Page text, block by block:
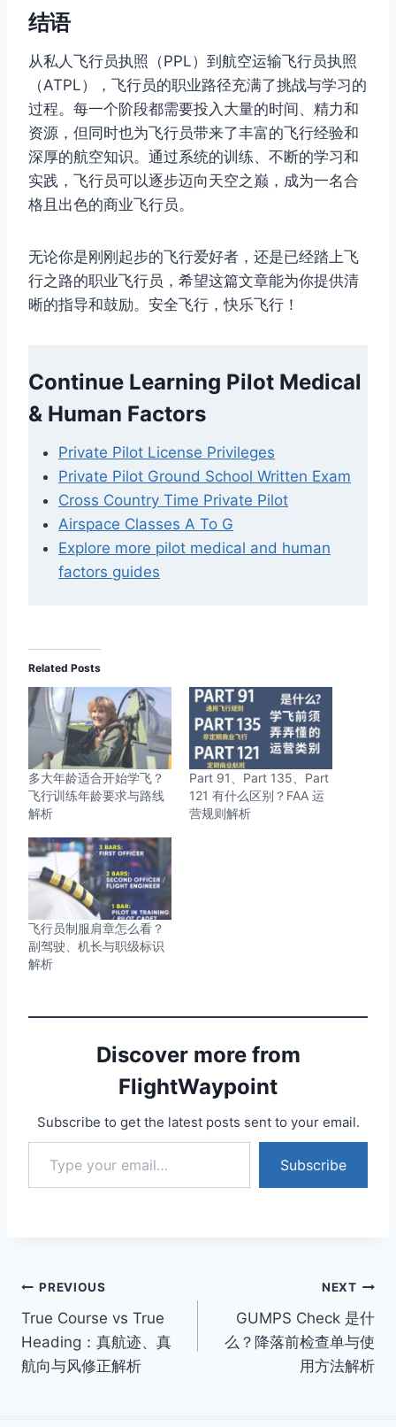
结语
从私人飞行员执照（PPL）到航空运输飞行员执照
（ATPL），飞行员的职业路径充满了挑战与学习的
过程。每一个阶段都需要投入大量的时间、精力和
资源，但同时也为飞行员带来了丰富的飞行经验和
深厚的航空知识。通过系统的训练、不断的学习和
实践，飞行员可以逐步迈向天空之巅，成为一名合
格且出色的商业飞行员。
无论你是刚刚起步的飞行爱好者，还是已经踏上飞
行之路的职业飞行员，希望这篇文章能为你提供清
晰的指导和鼓励。安全飞行，快乐飞行！
Continue Learning Pilot Medical
& Human Factors
Private Pilot License Privileges
Private Pilot Ground School Written Exam
Cross Country Time Private Pilot
Airspace Classes A To G
Explore more pilot medical and human
factors guides
Related Posts
多大年龄适合开始学飞？
飞行训练年龄要求与路线
解析
Part 91、Part 135、Part
121 有什么区别？FAA 运
营规则解析
飞行员制服肩章怎么看？
副驾驶、机长与职级标识
解析
Discover more from
FlightWaypoint
Subscribe to get the latest posts sent to your email.
Type your email…
Subscribe
Post
navigation
PREVIOUS
True Course vs True
Heading：真航迹、真
航向与风修正解析
NEXT
GUMPS Check 是什
么？降落前检查单与使
用方法解析